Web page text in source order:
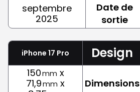
septembre
2025
Date de
sortie
iPhone 17 Pro Design
150mm x
71,9mm x
Dimensions